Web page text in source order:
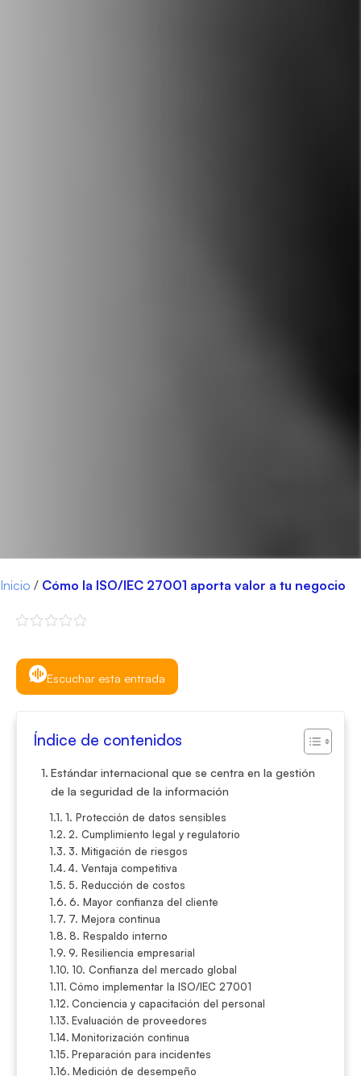
Inicio / Cómo la ISO/IEC 27001 aporta valor a tu negocio
Escuchar esta entrada
Índice de contenidos
Estándar internacional que se centra en la gestión
de la seguridad de la información
1. Protección de datos sensibles
2. Cumplimiento legal y regulatorio
3. Mitigación de riesgos
4. Ventaja competitiva
5. Reducción de costos
6. Mayor confianza del cliente
7. Mejora continua
8. Respaldo interno
9. Resiliencia empresarial
10. Confianza del mercado global
Cómo implementar la ISO/IEC 27001
Conciencia y capacitación del personal
Evaluación de proveedores
Monitorización continua
Preparación para incidentes
Medición de desempeño